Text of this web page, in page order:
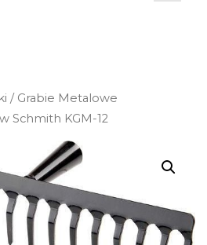
/ Grabie Metalowe
Schmith KGM-12